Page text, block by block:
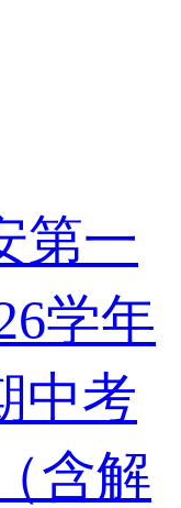
第一
学年
中考
含解